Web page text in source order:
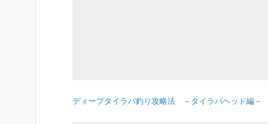
ディープタイラバ釣り攻略法 －タイラバヘッド編－